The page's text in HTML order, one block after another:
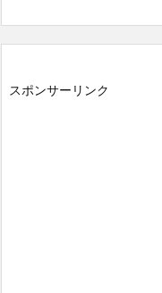
スポンサーリンク